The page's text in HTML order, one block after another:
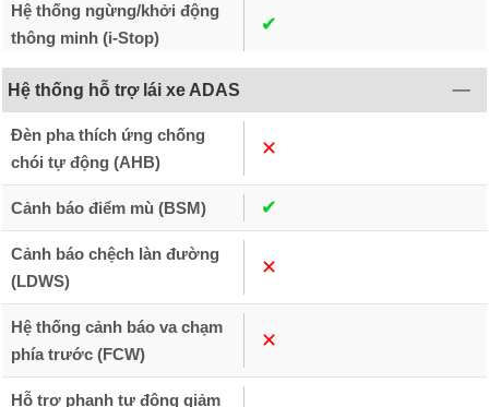
Hệ thống ngừng/khởi động
thông minh (i-Stop)
✔︎
Hệ thống hỗ trợ lái xe ADAS
Đèn pha thích ứng chống
chói tự động (AHB)
✕︎
Cảnh báo điểm mù (BSM) ✔︎
Cảnh báo chệch làn đường
(LDWS)
✕︎
Hệ thống cảnh báo va chạm
phía trước (FCW)
✕︎
Hỗ trợ phanh tự động giảm